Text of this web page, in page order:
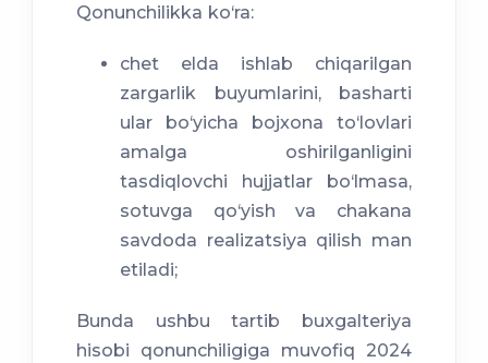
Qonunchilikka ko‘ra:
chet elda ishlab chiqarilgan
zargarlik buyumlarini, basharti
ular bo‘yicha bojxona to‘lovlari
amalga oshirilganligini
tasdiqlovchi hujjatlar bo‘lmasa,
sotuvga qo‘yish va chakana
savdoda realizatsiya qilish man
etiladi;
Bunda ushbu tartib buxgalteriya
hisobi qonunchiligiga muvofiq 2024